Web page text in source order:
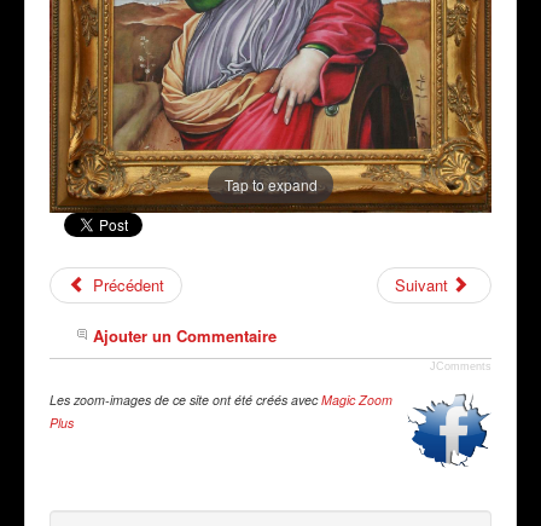
Tap to expand
Précédent Suivant
Ajouter un Commentaire
JComments
Les zoom-images de ce site ont été créés avecMagic Zoom
Plus